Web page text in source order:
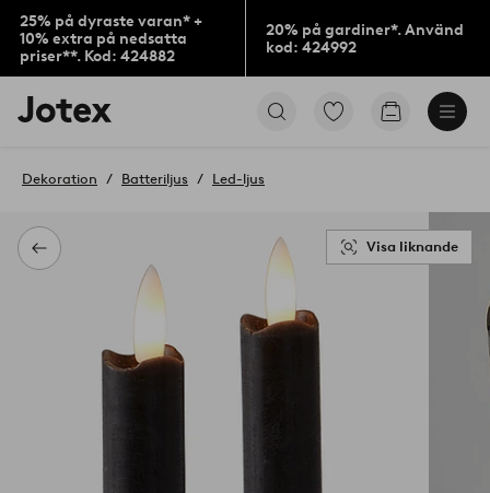
25% på dyraste varan* +
10% extra på nedsatta
priser**. Kod: 424882
20% på gardiner*. Använd
kod: 424992
Jotex
logotyp
till
Gå
Gå
Tillbaka
Dekoration Batteriljus Led-ljus
Visa liknande